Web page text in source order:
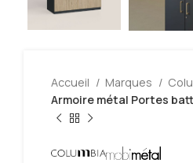
Accueil Marques
Armoire métal Portes